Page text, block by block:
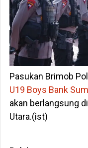
Pasukan Brimob
U19 Boys Bank
akan berlangsung
Utara.(ist)